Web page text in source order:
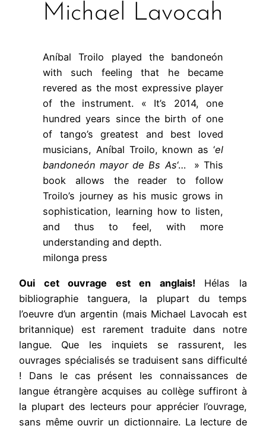
Michael Lavocah
Aníbal Troilo played the bandoneón
with such feeling that he became
revered as the most expressive player
of the instrument. « It’s 2014, one
hundred years since the birth of one
of tango’s greatest and best loved
musicians, Aníbal Troilo, known as ‘el
bandoneón mayor de Bs As‘… » This
book allows the reader to follow
Troilo’s journey as his music grows in
sophistication, learning how to listen,
and thus to feel, with more
understanding and depth.
milonga press
Oui cet ouvrage est en anglais! Hélas la
bibliographie tanguera, la plupart du temps
l’oeuvre d’un argentin (mais Michael Lavocah est
britannique) est rarement traduite dans notre
langue. Que les inquiets se rassurent, les
ouvrages spécialisés se traduisent sans difficulté
! Dans le cas présent les connaissances de
langue étrangère acquises au collège suffiront à
la plupart des lecteurs pour apprécier l’ouvrage,
sans même ouvrir un dictionnaire. La lecture de